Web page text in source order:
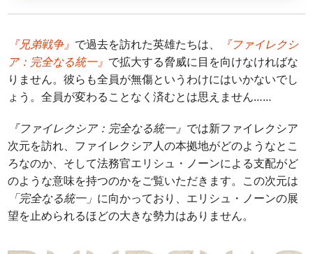
『兄弟戦争』 で過去を訪れた英雄たちは、
『ファイレクシ
ア：完全なる統一』 で拡大する脅威に目を向けなければな
りません。彼らも全員が無傷というわけにはいかないでし
ょう。全員が変わることなく済むとは思えません……
『ファイレクシア：完全なる統一』 では新ファイレクシア
次元を訪れ、ファイレクシア人の本拠地がどのようなとこ
ろなのか、そして法務官エリシュ・ノーンによる支配がど
のような意味を持つのかをご覧いただきます。この次元は
「完全なる統一」 に向かっており、エリシュ・ノーンの展
望を止められるほどの大きな勢力はありません。